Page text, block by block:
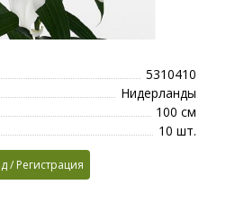
5310410
Нидерланды
100 см
10 шт.
/ Регистрация